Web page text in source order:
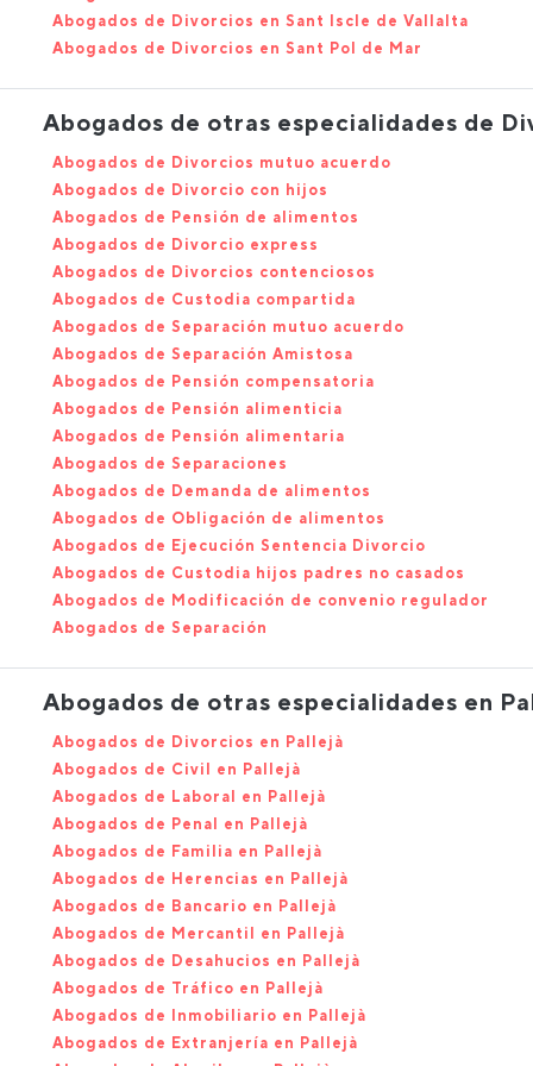
Abogados de Divorcios en Sant Iscle de Vallalta
Abogados de Divorcios en Sant Pol de Mar
Abogados de otras especialidades de
Abogados de Divorcios mutuo acuerdo
Abogados de Divorcio con hijos
Abogados de Pensión de alimentos
Abogados de Divorcio express
Abogados de Divorcios contenciosos
Abogados de Custodia compartida
Abogados de Separación mutuo acuerdo
Abogados de Separación Amistosa
Abogados de Pensión compensatoria
Abogados de Pensión alimenticia
Abogados de Pensión alimentaria
Abogados de Separaciones
Abogados de Demanda de alimentos
Abogados de Obligación de alimentos
Abogados de Ejecución Sentencia Divorcio
Abogados de Custodia hijos padres no casados
Abogados de Modificación de convenio regulador
Abogados de Separación
Abogados de otras especialidades en
Abogados de Divorcios en Pallejà
Abogados de Civil en Pallejà
Abogados de Laboral en Pallejà
Abogados de Penal en Pallejà
Abogados de Familia en Pallejà
Abogados de Herencias en Pallejà
Abogados de Bancario en Pallejà
Abogados de Mercantil en Pallejà
Abogados de Desahucios en Pallejà
Abogados de Tráfico en Pallejà
Abogados de Inmobiliario en Pallejà
Abogados de Extranjería en Pallejà